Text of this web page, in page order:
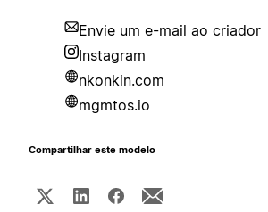
Envie um e-mail ao criador
Instagram
nkonkin.com
mgmtos.io
Compartilhar este modelo